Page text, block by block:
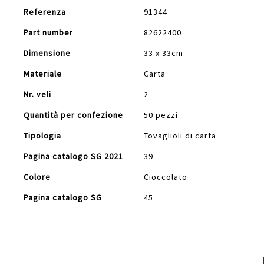
Referenza
91344
Part number
82622400
Dimensione
33 x 33cm
Materiale
Carta
Nr. veli
2
Quantità per confezione
50 pezzi
Tipologia
Tovaglioli di carta
Pagina catalogo SG 2021
39
Colore
Cioccolato
Pagina catalogo SG
45